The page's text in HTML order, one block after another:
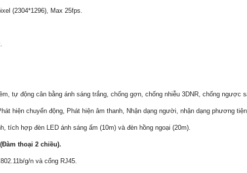
(2304*1296), Max 25fps.
tự động cân bằng ánh sáng trắng, chống gợn, chống nhiễu 3DNR, chống ngược
hiện chuyển động, Phát hiện âm thanh, Nhận dạng người, nhận dạng phương tiện.
tích hợp đèn LED ánh sáng ấm (10m) và đèn hồng ngoại (20m).
thoại 2 chiều).
g/n và cổng RJ45.